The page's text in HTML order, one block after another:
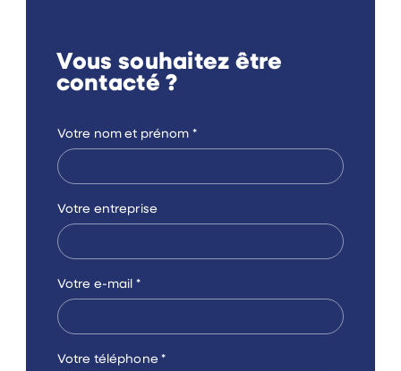
Vous souhaitez être
contacté ?
Votre nom et prénom *
Votre entreprise
Votre e-mail *
Votre téléphone *